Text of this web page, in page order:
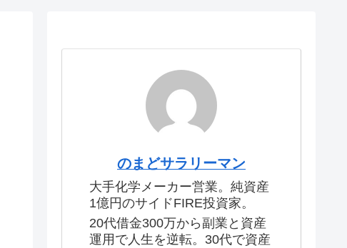
のまどサラリーマン
大手化学メーカー営業。純資産
1億円のサイドFIRE投資家。
20代借金300万から副業と資産
運用で人生を逆転。30代で資産